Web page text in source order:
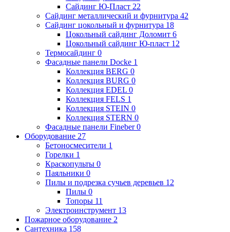
Сайдинг Ю-Пласт 22
Сайдинг металлический и фурнитура 42
Сайдинг цокольный и фурнитура 18
Цокольный сайдинг Доломит 6
Цокольный сайдинг Ю-пласт 12
Термосайдинг 0
Фасадные панели Docke 1
Коллекция BERG 0
Коллекция BURG 0
Коллекция EDEL 0
Коллекция FELS 1
Коллекция STEIN 0
Коллекция STERN 0
Фасадные панели Fineber0
Оборудование 27
Бетоносмесители 1
Горелки 1
Краскопульты 0
Паяльники 0
Пилы и подрезка сучьев деревьев 12
Пилы 0
Топоры 11
Электроинструмент 13
Пожарное оборудование 2
Сантехника 158